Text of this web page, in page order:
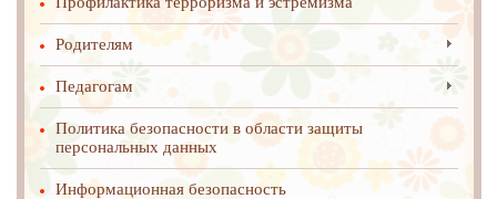
Родителям
Педагогам
Политика безопасности в области защиты
персональных данных
Информационная безопасность